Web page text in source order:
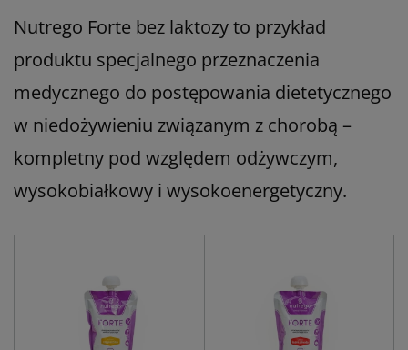
Nutrego Forte bez laktozy to przykład
produktu specjalnego przeznaczenia
medycznego do postępowania dietetycznego
w niedożywieniu związanym z chorobą –
kompletny pod względem odżywczym,
wysokobiałkowy i wysokoenergetyczny.